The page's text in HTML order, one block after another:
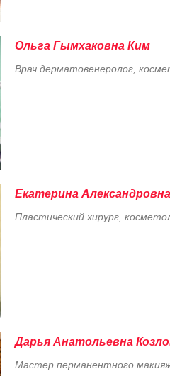
Ольга Гымхаковна Ким
Врач дерматовенеролог,
Екатерина
Пластический хирург,
Дарья Анатольевна
Мастер перманентного